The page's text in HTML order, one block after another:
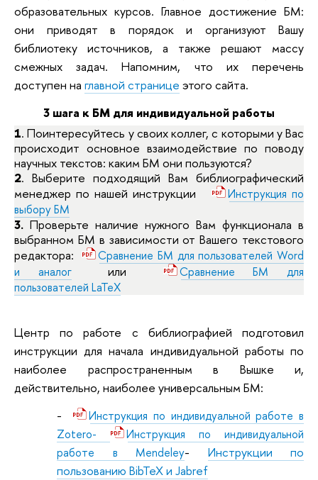
образовательных курсов. Главное достижение БМ:
они приводят в порядок и организуют Вашу
библиотеку источников, а также решают массу
смежных задач. Напомним, что их перечень
доступен на главной странице этого сайта.
3 шага к БМ для индивидуальной работы
1. Поинтересуйтесь у своих коллег, с которыми у Вас
происходит основное взаимодействие по поводу
научных текстов: каким БМ они пользуются?
2. Выберите подходящий Вам библиографический
менеджер по нашей инструкции
Инструкция по
выбору БМ
3. Проверьте наличие нужного Вам функционала в
выбранном БМ в зависимости от Вашего текстового
редактора:
Сравнение БМ для пользователей Word
и аналогили
Сравнение БМ для
пользователей LaTeX
Центр по работе с библиографией подготовил
инструкции для начала индивидуальной работы по
наиболее распространенным в Вышке и,
действительно, наиболее универсальным БМ:
-
Инструкция по индивидуальной работе в
Zotero-
Инструкция по индивидуальной
работе в Mendeley- Инструкции по
пользованию BibTeX и Jabref